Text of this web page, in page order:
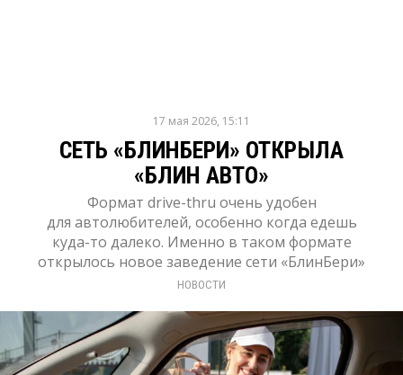
17 мая 2026, 15:11
СЕТЬ «БЛИНБЕРИ» ОТКРЫЛА
«БЛИН АВТО»
Формат drive-thru очень удобен
для автолюбителей, особенно когда едешь
куда-то далеко. Именно в таком формате
открылось новое заведение сети «БлинБери»
НОВОСТИ